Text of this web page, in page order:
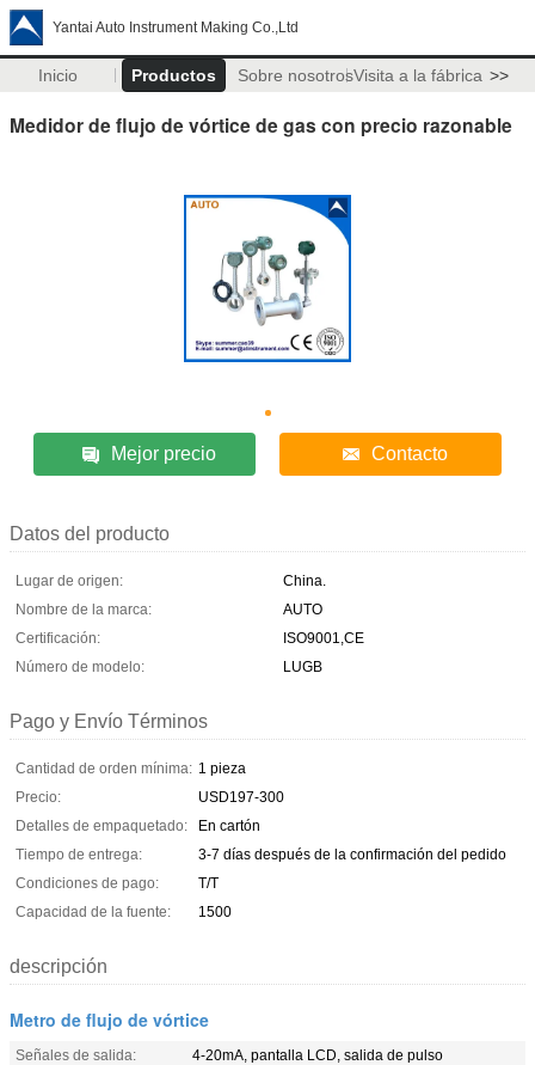
Yantai Auto Instrument Making Co.,Ltd
Inicio Productos Sobre nosotrosVisita a la fábrica >>
Medidor de flujo de vórtice de gas con precio razonable
Mejor precio Contacto
Datos del producto
Lugar de origen:
China.
Nombre de la marca:
AUTO
Certificación:
ISO9001,CE
Número de modelo:
LUGB
Pago y Envío Términos
Cantidad de orden mínima: 1 pieza
Precio:
USD197-300
Detalles de empaquetado:
En cartón
Tiempo de entrega:
3-7 días después de la confirmación del pedido
Condiciones de pago:
T/T
Capacidad de la fuente:
1500
descripción
Metro de flujo de vórtice
Señales de salida:
4-20mA, pantalla LCD, salida de pulso